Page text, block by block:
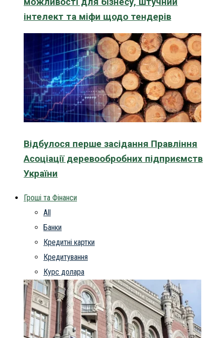
інтелект та міфи щодо тендерів
Відбулося перше засідання Правління
Асоціації деревообробних підприємств
України
Гроші та Фінанси
All
Банки
Кредитні картки
Кредитування
Курс долара